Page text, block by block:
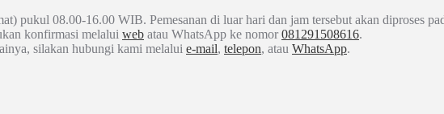
pukul 08.00-16.00 WIB. Pemesanan di luar hari dan jam tersebut akan diproses
konfirmasi melalui web atau WhatsApp ke nomor 081291508616.
silakan hubungi kami melalui e-mail, telepon, atau WhatsApp.